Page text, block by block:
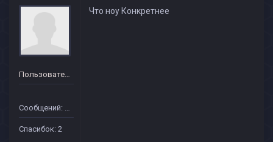
Пользователь
Сообщений: 37
Спасибок: 2
Что ноу Конкретнее